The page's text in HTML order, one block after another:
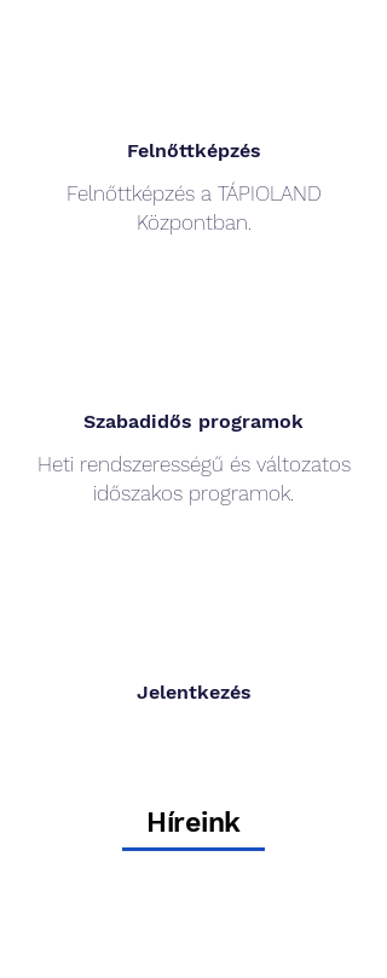
Felnőttképzés
Felnőttképzés a TÁPIOLAND
Központban.
Szabadidős programok
Heti rendszerességű és változatos
időszakos programok.
Jelentkezés
Híreink